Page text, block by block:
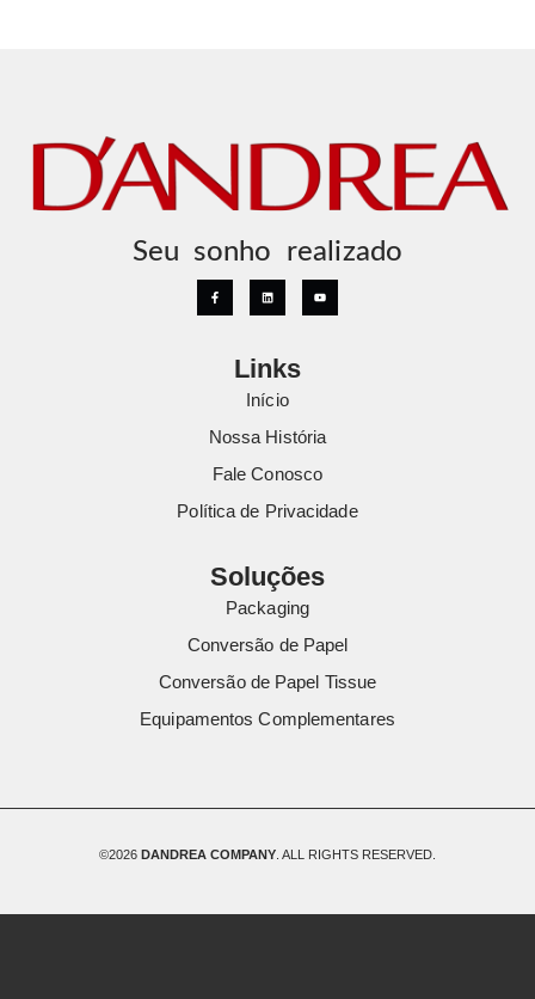
Seu sonho realizado
Links
Início
Nossa História
Fale Conosco
Política de Privacidade
Soluções
Packaging
Conversão de Papel
Conversão de Papel Tissue
Equipamentos Complementares
©2026 DANDREA COMPANY . ALL RIGHTS RESERVED.